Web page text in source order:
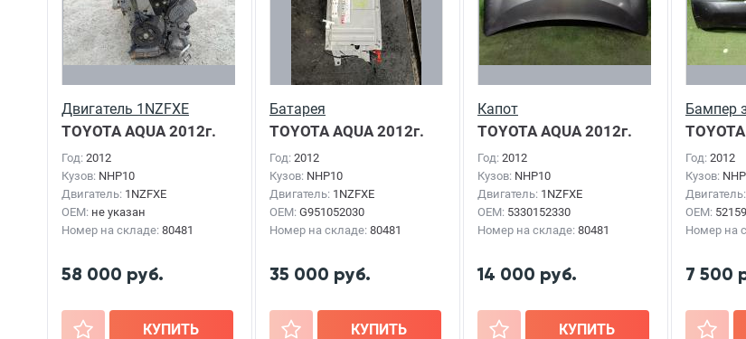
Двигатель 1NZFXE
TOYOTA AQUA2012г.
Год: 2012
Кузов: NHP10
Двигатель: 1NZFXE
OEM: не указан
Номер на складе: 80481
58 000 руб.
+ КУПИТЬ
Батарея
TOYOTA AQUA2012г.
Год: 2012
Кузов: NHP10
Двигатель: 1NZFXE
OEM: G951052030
Номер на складе: 80481
35 000 руб.
+ КУПИТЬ
Капот
TOYOTA AQUA2012г.
Год: 2012
Кузов: NHP10
Двигатель: 1NZFXE
OEM: 5330152330
Номер на складе: 80481
14 000 руб.
+ КУПИТЬ
Бампер
Год: 2012
Кузов:
Двигатель:
OEM:
Номер на
7 500
+